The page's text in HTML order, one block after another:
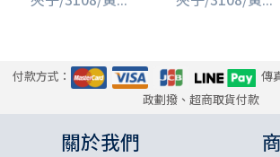
付款方式：
傳
政劃撥、超商取貨付款
關於我們